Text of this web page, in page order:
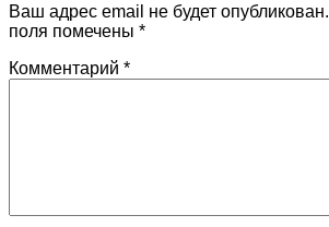
Ваш адрес email не будет опубликован.
поля помечены *
Комментарий *